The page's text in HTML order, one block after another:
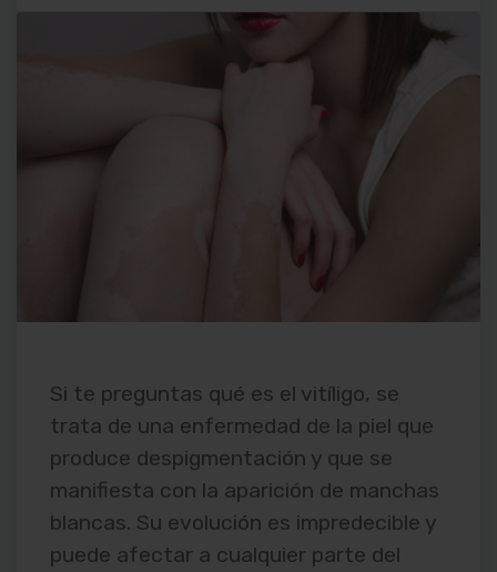
Si te preguntas qué es el vitíligo, se
trata de una enfermedad de la piel que
produce despigmentación y que se
manifiesta con la aparición de manchas
blancas. Su evolución es impredecible y
puede afectar a cualquier parte del